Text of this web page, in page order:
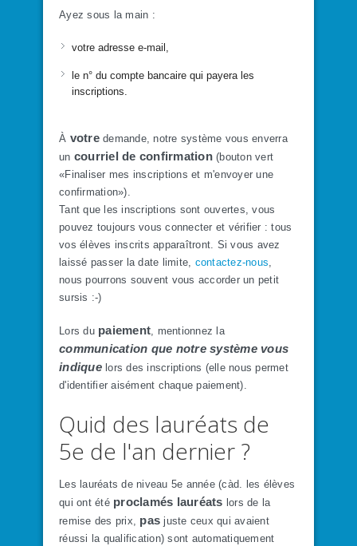
Ayez sous la main :
votre adresse e-mail,
le n° du compte bancaire qui payera les
inscriptions.
À votredemande, notre système vous enverra
un courriel de confirmation(bouton vert
«Finaliser mes inscriptions et m'envoyer une
confirmation»).
Tant que les inscriptions sont ouvertes, vous
pouvez toujours vous connecter et vérifier : tous
vos élèves inscrits apparaîtront. Si vous avez
laissé passer la date limite, contactez-nous,
nous pourrons souvent vous accorder un petit
sursis :-)
Lors du paiement, mentionnez la
communication que notre systèmevous
indiquelors des inscriptions (elle nous permet
d'identifier aisément chaque paiement).
​Quid des lauréats de
5e de l'an dernier ?
Les lauréats de niveau 5e année (càd. les élèves
qui ont été proclamés lauréats lors de la
remise des prix, pas juste ceux qui avaient
réussi la qualification) sont automatiquement